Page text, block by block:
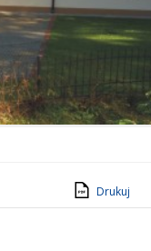
Drukuj